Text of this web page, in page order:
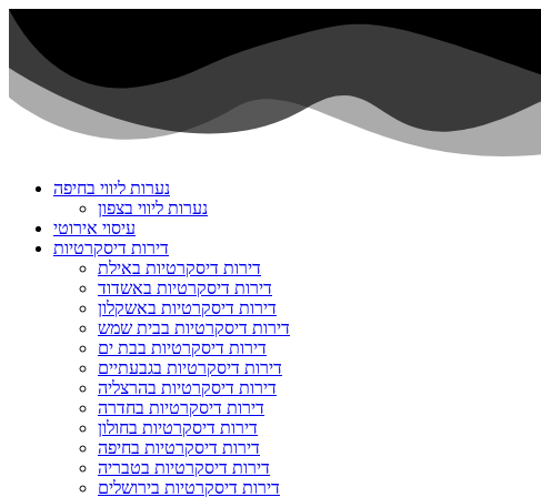
Skip
content
נערות ליווי בחיפה
נערות ליווי בצפון
עיסוי אירוטי
דירות דיסקרטיות
דירות דיסקרטיות באילת
דירות דיסקרטיות באשדוד
דירות דיסקרטיות באשקלון
דירות דיסקרטיות בבית שמש
דירות דיסקרטיות בבת ים
דירות דיסקרטיות בגבעתיים
דירות דיסקרטיות בהרצליה
דירות דיסקרטיות בחדרה
דירות דיסקרטיות בחולון
דירות דיסקרטיות בחיפה
דירות דיסקרטיות בטבריה
דירות דיסקרטיות בירושלים